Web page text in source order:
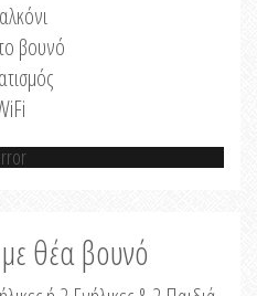
βουνό
θέα βουνό